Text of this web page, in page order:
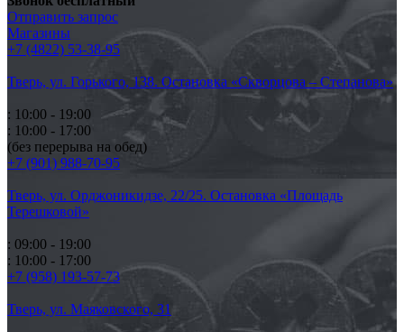
Отправить запрос
Магазины
+7 (4822) 53-38-95
Тверь, ул. Горького, 138. Остановка «Скворцова – Степанова»
: 10:00 - 19:00
: 10:00 - 17:00
(без перерыва на обед)
+7 (901) 988-70-95
Тверь, ул. Орджоникидзе, 22/25. Остановка «Площадь
Терешковой»
: 09:00 - 19:00
: 10:00 - 17:00
+7 (958) 193-57-73
Тверь, ул. Маяковского, 31